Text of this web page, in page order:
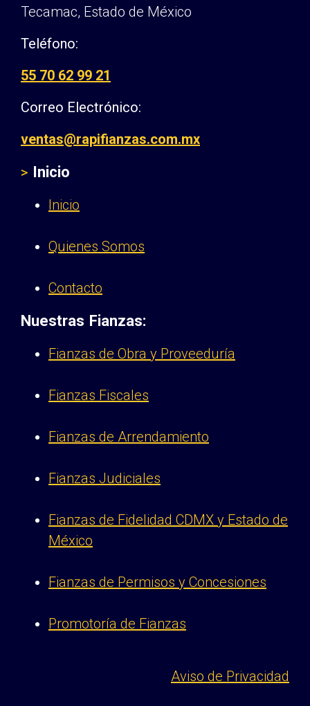
Tecamac, Estado de México
Teléfono:
55 70 62 99 21
Correo Electrónico:
ventas@rapifianzas.com.mx
> Inicio
Inicio
Quienes Somos
Contacto
Nuestras Fianzas:
Fianzas de Obra y Proveeduría
Fianzas Fiscales
Fianzas de Arrendamiento
Fianzas Judiciales
Fianzas de Fidelidad CDMX y Estado de
México
Fianzas de Permisos y Concesiones
Promotoría de Fianzas
Aviso de Privacidad